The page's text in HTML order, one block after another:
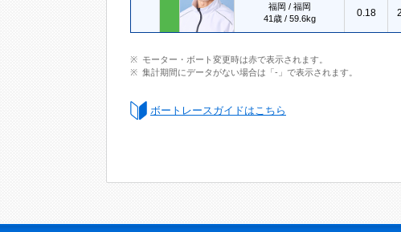
福岡 / 福岡
41歳 / 59.6kg
0.18
モーター・ボート変更時は赤で表示されます。
集計期間にデータがない場合は「-」で表示されます。
ボートレースガイドはこちら